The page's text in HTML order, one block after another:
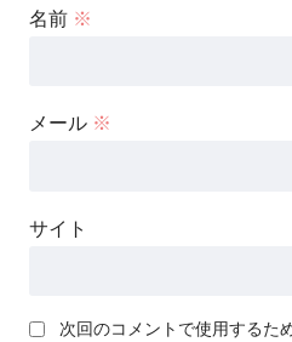
名前 ※
メール ※
サイト
次回のコメントで使用するた